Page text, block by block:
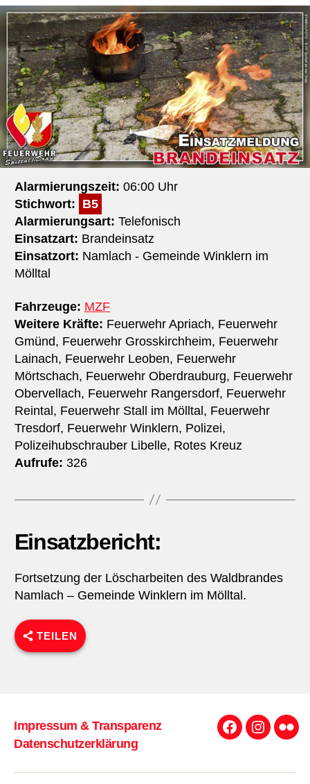
Alarmierungszeit: 06:00 Uhr
Stichwort: B5
Alarmierungsart: Telefonisch
Einsatzart: Brandeinsatz
Einsatzort: Namlach - Gemeinde Winklern im
Mölltal
Fahrzeuge: MZF
Weitere Kräfte: Feuerwehr Apriach, Feuerwehr
Gmünd, Feuerwehr Grosskirchheim, Feuerwehr
Lainach, Feuerwehr Leoben, Feuerwehr
Mörtschach, Feuerwehr Oberdrauburg, Feuerwehr
Obervellach, Feuerwehr Rangersdorf, Feuerwehr
Reintal, Feuerwehr Stall im Mölltal, Feuerwehr
Tresdorf, Feuerwehr Winklern, Polizei,
Polizeihubschrauber Libelle, Rotes Kreuz
Aufrufe: 326
Einsatzbericht:
Fortsetzung der Löscharbeiten des Waldbrandes
Namlach – Gemeinde Winklern im Mölltal.
TEILEN
Impressum & Transparenz
Datenschutzerklärung
Facebook